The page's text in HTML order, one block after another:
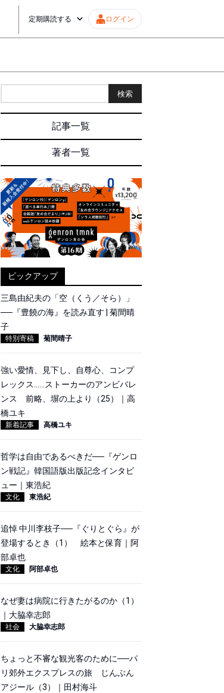
定期購読する ログイン
検索
記事一覧
著者一覧
ピックアップ
三島由紀夫の「空（くう／そら）」
──『豊饒の海』を読み直す | 菊間晴
子
特別寄稿 菊間晴子
強い愛情、見下し、自尊心、コンプ
レックス……ストーカーのアンビバレ
ンス 前略、塀の上より（25）｜高
橋ユキ
新着記事 高橋ユキ
哲学は自由であるべきだ──『ゲンロ
ン戦記』韓国語版出版記念インタビ
ュー｜東浩紀
文化 東浩紀
追悼 中川李枝子──『ぐりとぐら』が
登場するとき（1） 絵本と保育｜阿
部卓也
文化 阿部卓也
なぜ妻は病院に行きたがるのか（1）
｜大脇幸志郎
社会 大脇幸志郎
ちょっと不審な観光客のために──パ
リ郊外エクスプレスの旅 じんぶん
アジール（3）｜田村海斗